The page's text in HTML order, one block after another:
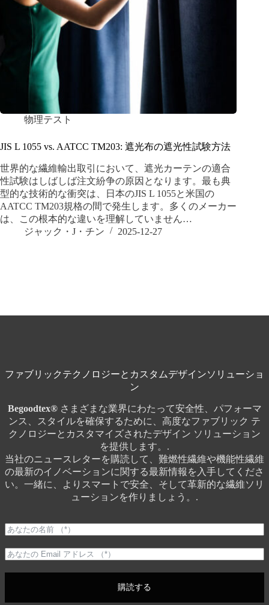
物理テスト
JIS L 1055 vs. AATCC TM203: 遮光布の遮光性試験方法
世界的な繊維輸出取引において、遮光カーテンの適合
性試験はしばしば注文紛争の原因となります。最も典
型的な技術的な衝突は、日本のJIS L 1055と米国の
AATCC TM203規格の間で発生します。多くのメーカー
は、この根本的な違いを理解していません…
ジャック・J・チン
2025-12-27
ファブリックテクノロジーとカスタムデザインソリューショ
ン
Begoodtex®さまざまな業界にわたって安全性、パフォーマ
ンス、スタイルを確保するために、高度なファブリック テ
クノロジーとカスタマイズされたデザイン ソリューション
を提供します。.
当社のニュースレターを購読して、難燃性繊維や機能性繊維
の最新のイノベーションに関する最新情報を入手してくださ
い。一緒に、よりスマートで安全、そして革新的な繊維ソリ
ューションを作りましょう。.
購読する